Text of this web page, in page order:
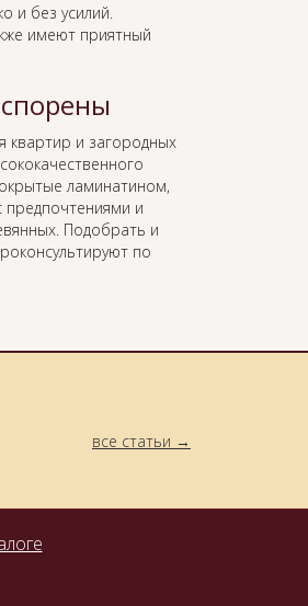
и без усилий.
имеют приятный
квартир и загородных
ламинатином,
и
Подобрать и
по
все статьи